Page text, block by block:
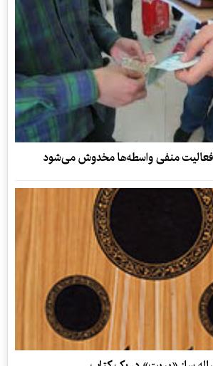
فعالیت منفی واسطه‌ها مخدوش می‌شود